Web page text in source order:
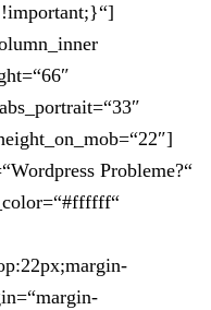
Probleme?“